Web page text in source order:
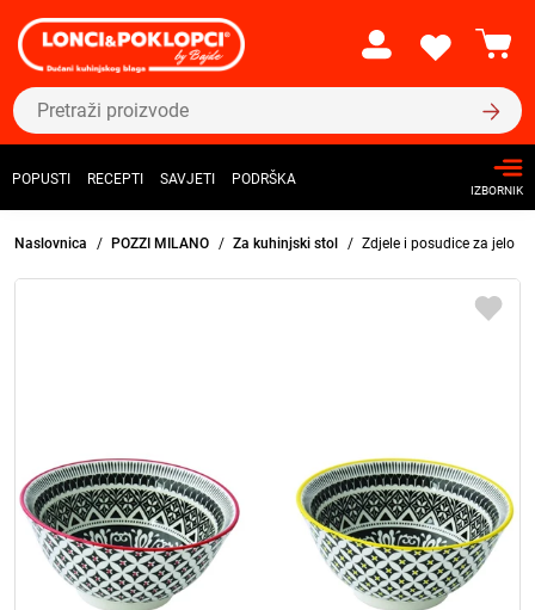
POPUSTI RECEPTI SAVJETI PODRŠKA
IZBORNIK
Naslovnica POZZI MILANO Za kuhinjski stol Zdjele i posudice za jelo